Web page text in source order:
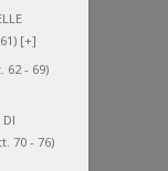
[+]
62 - 69)
DI
70 - 76)